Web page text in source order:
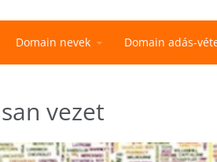
Domain nevek Domain adás-
vezet